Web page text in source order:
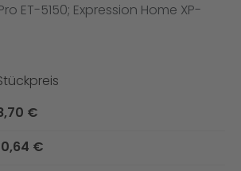
ET-5150; Expression Home XP-
€
€